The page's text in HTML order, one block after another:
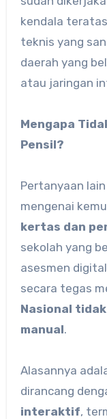
kendala
teknis yang
daerah yang
atau jaringan
Mengapa
Pensil?
Pertanyaan
mengenai
kertas dan
sekolah yang
asesmen
secara tegas
Nasional
manual.
Alasannya
dirancang
interaktif,